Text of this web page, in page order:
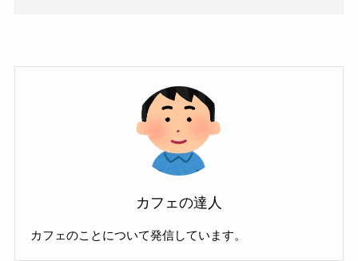
カフェの達人
カフェのことについて発信しています。